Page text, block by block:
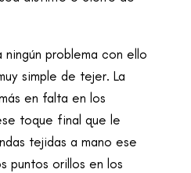
problema con ello
simple de tejer. La
en falta en los
toque final que le
tejidas a mano ese
puntos orillos en los